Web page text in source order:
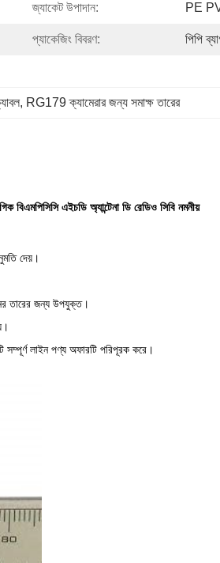
জ্যাকেট উপাদান: PE
প্যাকেজিং বিবরণ: পিপি
, RG179 ক্যামেরার জন্য সমাক্ষ তারের
এইচডি অ্যান্টেনা ডি রেডিও সিবি নমনীয়
দেয়।
তারের জন্য উপযুক্ত।
সম্পূর্ণ লাইন পণ্য অফারটি পরিপূরক করে।